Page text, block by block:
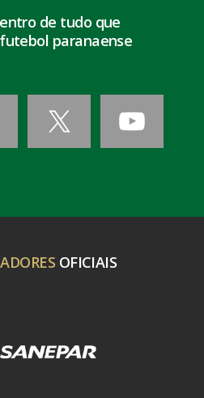
de tudo que
paranaense
OFICIAIS